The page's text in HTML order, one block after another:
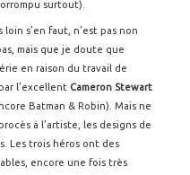
surtout).
s’en faut, n’est pas non
mais que je doute que
en raison du travail de
l’excellent Cameron Stewart
Batman & Robin). Mais ne
à l’artiste, les designs de
Les trois héros ont des
encore une fois très